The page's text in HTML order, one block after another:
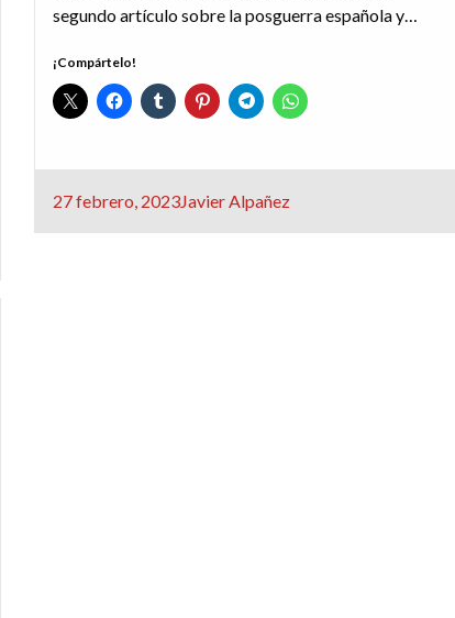
segundo artículo sobre la posguerra española y…
¡Compártelo!
Publicado
27 febrero, 2023Javier Alpañez